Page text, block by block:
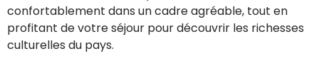
confortablement dans un cadre agréable, tout en
profitant de votre séjour pour découvrir les richesses
culturelles du pays.